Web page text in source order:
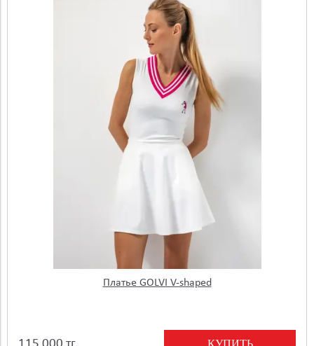
Платье GOLVI V-shaped
КУПИТЬ